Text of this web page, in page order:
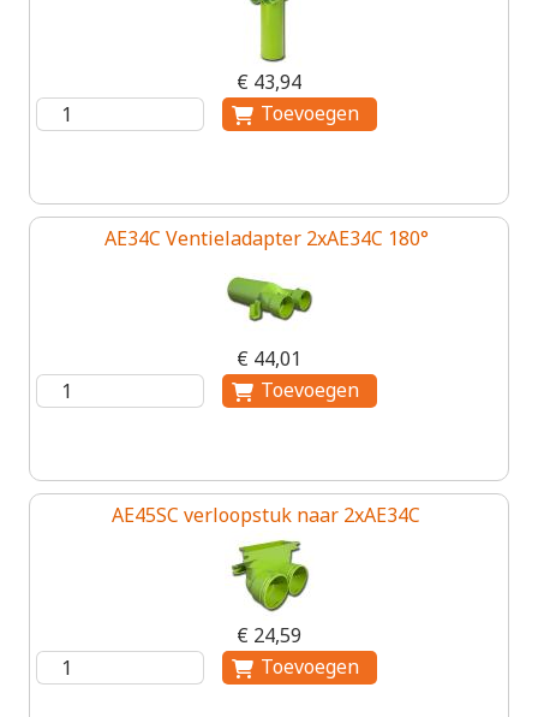
€ 43,94
AE34C Ventieladapter 2xAE34C 180°
€ 44,01
AE45SC verloopstuk naar 2xAE34C
€ 24,59